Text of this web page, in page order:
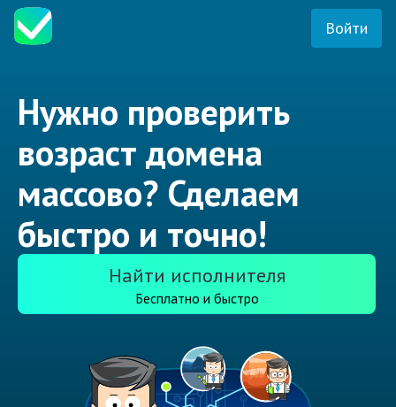
Войти
Нужно проверить
возраст домена
массово? Сделаем
быстро и точно!
Найти исполнителя
Бесплатно и быстро